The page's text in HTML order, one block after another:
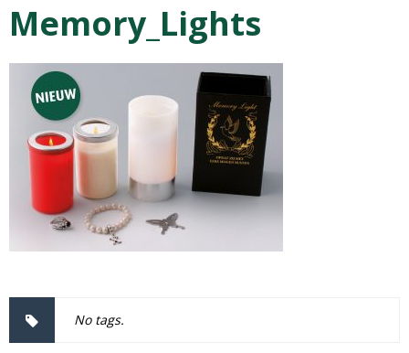
Memory_Lights
No tags.